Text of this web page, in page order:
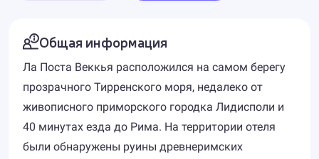
Общая информация
Ла Поста Веккья расположился на самом берегу
прозрачного Тирренского моря, недалеко от
живописного приморского городка Лидисполи и
40 минутах езда до Рима. На территории отеля
были обнаружены руины древнеримских